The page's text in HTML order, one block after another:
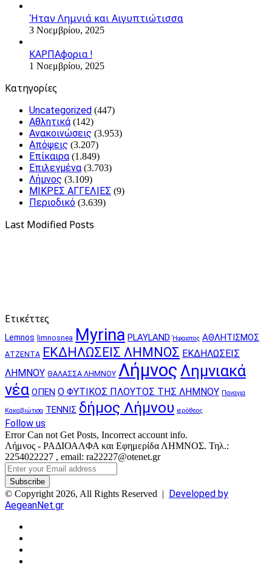
Ήταν Λημνιά και Αιγυπτιώτισσα
3 Νοεμβρίου, 2025
ΚΑΡΠΑφορια !
1 Νοεμβρίου, 2025
Kατηγορίες
Uncategorized (447)
Αθλητικά (142)
Ανακοινώσεις (3.953)
Απόψεις (3.207)
Επίκαιρα (1.849)
Επιλεγμένα (3.703)
Λήμνος (3.109)
ΜΙΚΡΕΣ ΑΓΓΕΛΙΕΣ (9)
Περιοδικό (3.639)
Last Modified Posts
Ετικέττες
Lemnos limnosnea Myrina PLAYLAND Ήφαιστος ΑΘΛΗΤΙΣΜΟΣ
ΑΤΖΕΝΤΑ ΕΚΔΗΛΩΣΕΙΣ ΛΗΜΝΟΣ ΕΚΔΗΛΩΣΕΙΣ
ΛΗΜΝΟΥ ΘΑΛΑΣΣΑ ΛΗΜΝΟΥ Λήμνος Λημνιακά
νέα ΟΠΕΝ Ο ΦΥΤΙΚΟΣ ΠΛΟΥΤΟΣ ΤΗΣ ΛΗΜΝΟΥ Παναγια
Κακαβιώτισα ΤΕΝΝΙΣ δήμος Λήμνου ιερόθεος
Follow us
Error Can not Get Posts, Incorrect account info.
Λήμνος - ΡΑΔΙΟΑΛΦΑ και Εφημερίδα ΛΗΜΝΟΣ. Τηλ.:
2254022227 , email: ra22227@otenet.gr
Enter
your
Email
address
© Copyright 2026, All Rights Reserved | Developed by
AegeanNet.gr